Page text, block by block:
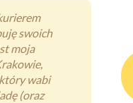
swoich
moja
wabi
(oraz